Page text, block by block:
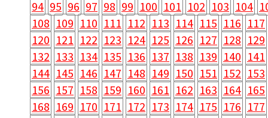
94 95 96 97 98 99 100 101 102 103 104
108 109 110 111 112 113 114 115 116 117
120 121 122 123 124 125 126 127 128 129
132 133 134 135 136 137 138 139 140 141
144 145 146 147 148 149 150 151 152 153
156 157 158 159 160 161 162 163 164 165
168 169 170 171 172 173 174 175 176 177